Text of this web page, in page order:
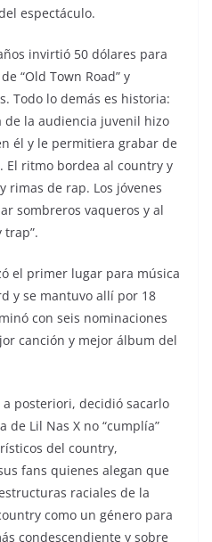
espectáculo.
invirtió 50 dólares para
“Old Town Road” y
Todo lo demás es historia:
la audiencia juvenil hizo
él y le permitiera grabar de
El ritmo bordea al country y
rimas de rap. Los jóvenes
sombreros vaqueros y al
trap”.
el primer lugar para música
y se mantuvo allí por 18
con seis nominaciones
canción y mejor álbum del
posteriori, decidió sacarlo
de Lil Nas X no “cumplía”
del country,
fans quienes alegan que
raciales de la
como un género para
condescendiente y sobre